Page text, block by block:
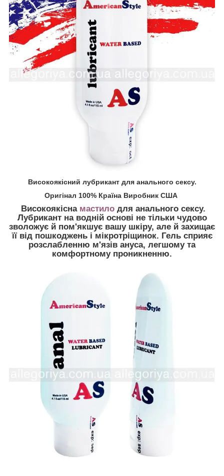
Високоякісний лубрикант для анального сексу.
Оригінал 100% Країна Виробник США
Високоякісна мастило для анального сексу.
Лубрикант на водній основі не тільки чудово
зволожує й пом'якшує вашу шкіру, але й захищає
її від пошкоджень і мікротріщинок. Гель сприяє
розслабленню м'язів ануса, легшому та
комфортному проникненню.